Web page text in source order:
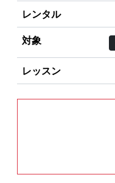
レンタル
対象
レッスン